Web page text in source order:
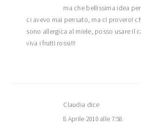
ma che bellissima idea
ci avevo mai pensato, ma ci provero!
sono allergica al miele, posso usare il
viva i frutti rossi!!!
Claudia dice
8 Aprile 2010 alle 7:58